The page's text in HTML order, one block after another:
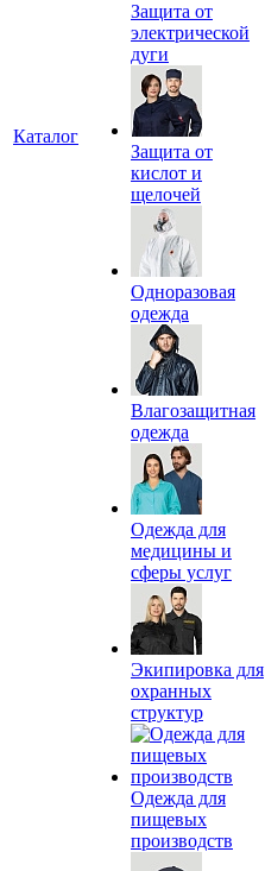
Каталог
Защита от
электрической
дуги
Защита от
кислот и
щелочей
Одноразовая
одежда
Влагозащитная
одежда
Одежда для
медицины и
сферы услуг
Экипировка для
охранных
структур
Одежда для
пищевых
производств